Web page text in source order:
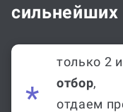
сильнейших
только 2
отбор,
отдаем